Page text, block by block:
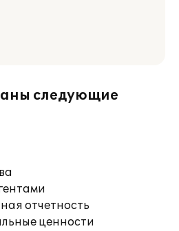
следующие
отчетность
ценности